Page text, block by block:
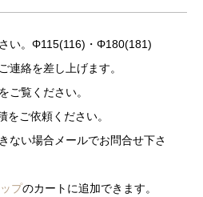
い。Φ115(116)・Φ180(181)
絡を差し上げます。
覧ください。
ご依頼ください。
ない場合メールでお問合せ下さ
プのカートに追加できます。